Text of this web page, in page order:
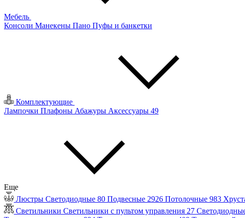
Мебель
Консоли Манекены Пано Пуфы и банкетки
Комплектующие
Лампочки Плафоны Абажуры Аксессуары 49
Еще
Люстры Светодиодные 80 Подвесные 2926 Потолочные 983
Светильники Светильники с пультом управления 27